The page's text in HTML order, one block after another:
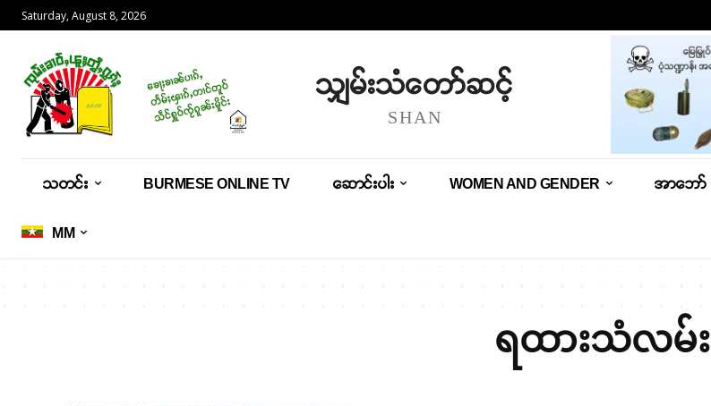
Saturday, August 8, 2026
သျှမ်းသံတော်ဆင့်
SHAN
သတင်း BURMESE ONLINE TV ဆောင်းပါး WOMEN AND GENDER အာဘော်
MM
ရထားသံလမ်း